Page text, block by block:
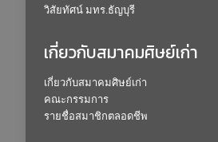
วิสัยทัศน์ มทร.ธัญบุรี
เกี่ยวกับสมาคมศิษย์เก่า
เกี่ยวกับสมาคมศิษย์เก่า
คณะกรรมการ
รายชื่อสมาชิกตลอดชีพ